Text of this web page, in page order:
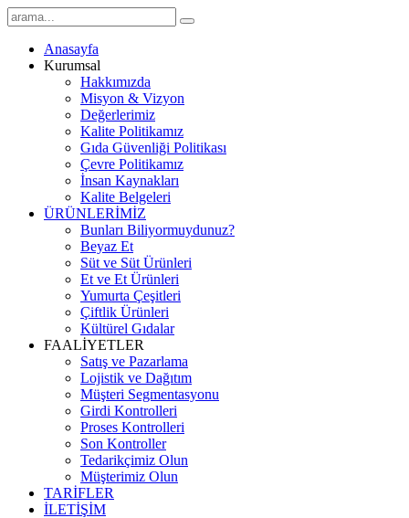
Anasayfa
Kurumsal
Hakkımızda
Misyon & Vizyon
Değerlerimiz
Kalite Politikamız
Gıda Güvenliği Politikası
Çevre Politikamız
İnsan Kaynakları
Kalite Belgeleri
ÜRÜNLERİMİZ
Bunları Biliyormuydunuz?
Beyaz Et
Süt ve Süt Ürünleri
Et ve Et Ürünleri
Yumurta Çeşitleri
Çiftlik Ürünleri
Kültürel Gıdalar
FAALİYETLER
Satış ve Pazarlama
Lojistik ve Dağıtım
Müşteri Segmentasyonu
Girdi Kontrolleri
Proses Kontrolleri
Son Kontroller
Tedarikçimiz Olun
Müşterimiz Olun
TARİFLER
İLETİŞİM